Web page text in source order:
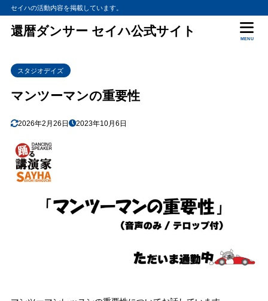
セイハの活動内容を掲載しています。
還暦ダンサー セイハ公式サイト
MENU
スタジオデイズ
マンツーマンの重要性
2026年2月26日 2023年10月6日